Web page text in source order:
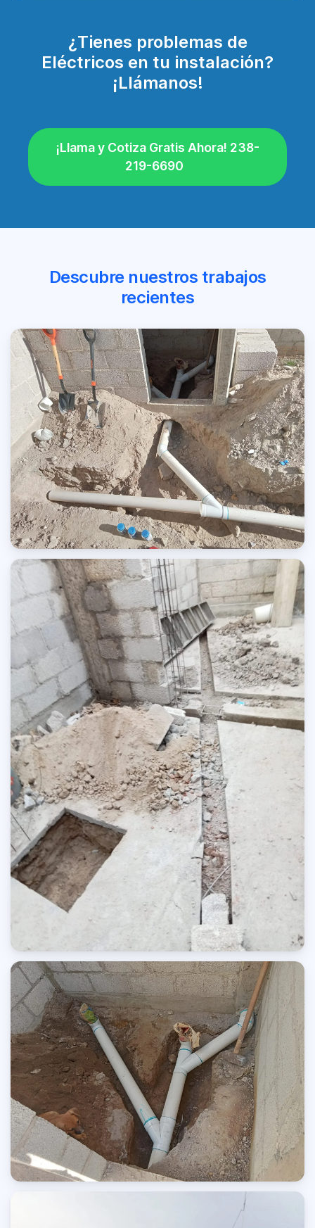
¿Tienes problemas de
Eléctricos en tu instalación?
¡Llámanos!
¡Llama y Cotiza Gratis Ahora! 238-
219-6690
Descubre nuestros trabajos
recientes